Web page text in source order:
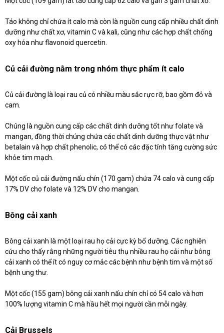
Táo không chỉ chứa ít calo mà còn là nguồn cung cấp nhiều chất dinh
dưỡng như chất xơ, vitamin C và kali, cũng như các hợp chất chống
oxy hóa như flavonoid quercetin.
Củ cải đường nằm trong nhóm thực phẩm ít calo
Củ cải đường là loại rau củ có nhiều màu sắc rực rỡ, bao gồm đỏ và
cam.
Chúng là nguồn cung cấp các chất dinh dưỡng tốt như folate và
mangan, đồng thời chúng chứa các chất dinh dưỡng thực vật như
betalain và hợp chất phenolic, có thể có các đặc tính tăng cường sức
khỏe tim mạch.
Một cốc củ cải đường nấu chín (170 gam) chứa 74 calo và cung cấp
17% DV cho folate và 12% DV cho mangan.
Bông cải xanh
Bông cải xanh là một loại rau họ cải cực kỳ bổ dưỡng. Các nghiên
cứu cho thấy rằng những người tiêu thụ nhiều rau họ cải như bông
cải xanh có thể ít có nguy cơ mắc các bệnh như bệnh tim và một số
bệnh ung thư.
Một cốc (155 gam) bông cải xanh nấu chín chỉ có 54 calo và hơn
100% lượng vitamin C mà hầu hết mọi người cần mỗi ngày.
Cải Brussels